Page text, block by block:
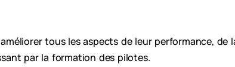
tous les aspects de leur performance, de
par la formation des pilotes.